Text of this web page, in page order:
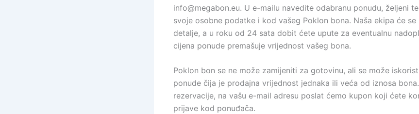
info@megabon.eu. U e-mailu navedite odabranu ponudu, željeni
svoje osobne podatke i kod vašeg Poklon bona. Naša ekipa će
detalje, a u roku od 24 sata dobit ćete upute za eventualnu
cijena ponude premašuje vrijednost vašeg bona.
Poklon bon se ne može zamijeniti za gotovinu, ali se može
ponude čija je prodajna vrijednost jednaka ili veća od iznosa
rezervacije, na vašu e-mail adresu poslat ćemo kupon koji ćete
prijave kod ponuđača.